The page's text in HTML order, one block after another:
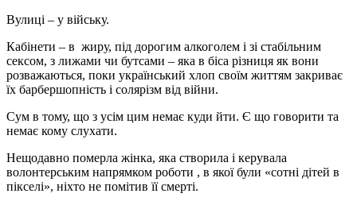
Вулиці – у війську.
Кабінети – в жиру, під дорогим алкоголем і зі стабільним
сексом, з лижами чи бутсами – яка в біса різниця як вони
розважаються, поки український хлоп своїм життям закриває
їх барбершопність і солярізм від війни.
Сум в тому, що з усім цим немає куди йти. Є що говорити та
немає кому слухати.
Нещодавно померла жінка, яка створила і керувала
волонтерським напрямком роботи , в якої були «сотні дітей в
пікселі», ніхто не помітив її смерті.